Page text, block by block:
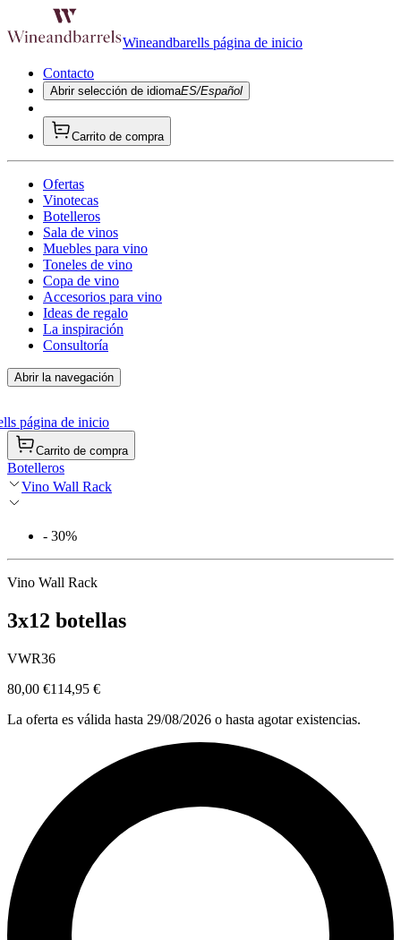
Wineandbarells página de inicio
Contacto
Abrir selección de idiomaES/Español
Carrito de compra
Ofertas
Vinotecas
Botelleros
Sala de vinos
Muebles para vino
Toneles de vino
Copa de vino
Accesorios para vino
Ideas de regalo
La inspiración
Consultoría
Abrir la navegación
página de inicio
Carrito de compra
Botelleros
Vino Wall Rack
- 30%
Vino Wall Rack
3x12 botellas
VWR36
80,00 €114,95 €
La oferta es válida hasta 29/08/2026 o hasta agotar existencias.